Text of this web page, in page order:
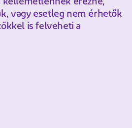
kellemetlennek érezné,
vagy esetleg nem érhetők
is felveheti a